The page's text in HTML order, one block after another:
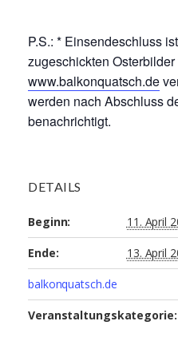
P.S.: * Einsendeschluss
zugeschickten
www.balkonquatsch.de
werden nach Abschluss
benachrichtigt.
DETAILS
Beginn: 11. April
Ende: 13. April
balkonquatsch.de
Veranstaltungskategorie: